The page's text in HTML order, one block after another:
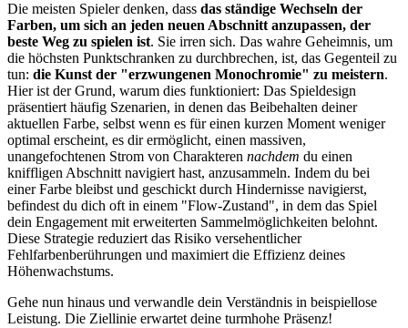
Die meisten Spieler denken, dass das ständige Wechseln der
Farben, um sich an jeden neuen Abschnitt anzupassen, der
beste Weg zu spielen ist. Sie irren sich. Das wahre Geheimnis, um
die höchsten Punktschranken zu durchbrechen, ist, das Gegenteil zu
tun: die Kunst der "erzwungenen Monochromie" zu meistern.
Hier ist der Grund, warum dies funktioniert: Das Spieldesign
präsentiert häufig Szenarien, in denen das Beibehalten deiner
aktuellen Farbe, selbst wenn es für einen kurzen Moment weniger
optimal erscheint, es dir ermöglicht, einen massiven,
unangefochtenen Strom von Charakteren nachdem du einen
kniffligen Abschnitt navigiert hast, anzusammeln. Indem du bei
einer Farbe bleibst und geschickt durch Hindernisse navigierst,
befindest du dich oft in einem "Flow-Zustand", in dem das Spiel
dein Engagement mit erweiterten Sammelmöglichkeiten belohnt.
Diese Strategie reduziert das Risiko versehentlicher
Fehlfarbenberührungen und maximiert die Effizienz deines
Höhenwachstums.
Gehe nun hinaus und verwandle dein Verständnis in beispiellose
Leistung. Die Ziellinie erwartet deine turmhohe Präsenz!